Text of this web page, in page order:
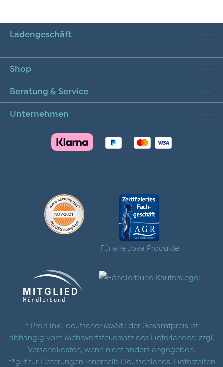
Ladengeschäft
Shop
Beratung & Service
Unternehmen
Für alle Joya Produkte
* Preis inkl. deutscher MwSt.; der Gesamtpreis ist
abhängig vom Mehrwertsteuersatz des Lieferlandes; zzgl.
Versandkosten , wenn nicht anders angegeben.
**gilt für Lieferungen innerhalb Deutschlands, Lieferzeiten